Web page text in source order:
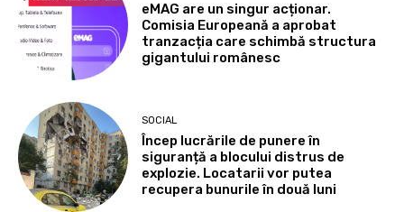
eMAG are un singur acționar.
Comisia Europeană a aprobat
tranzacția care schimbă structura
gigantului românesc
SOCIAL
Încep lucrările de punere în
siguranță a blocului distrus de
explozie. Locatarii vor putea
recupera bunurile în două luni